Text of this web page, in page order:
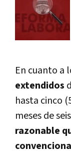
En cuanto a
extendidos
hasta cinco
meses de
razonable